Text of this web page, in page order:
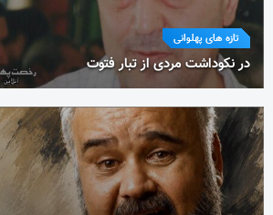
تازه های پهلوانی
در نکوداشت مردی از تبار فتوت